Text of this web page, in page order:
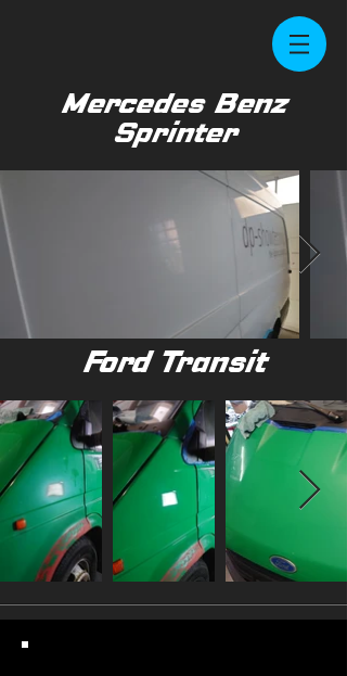
Mercedes Benz
Sprinter
Ford Transit